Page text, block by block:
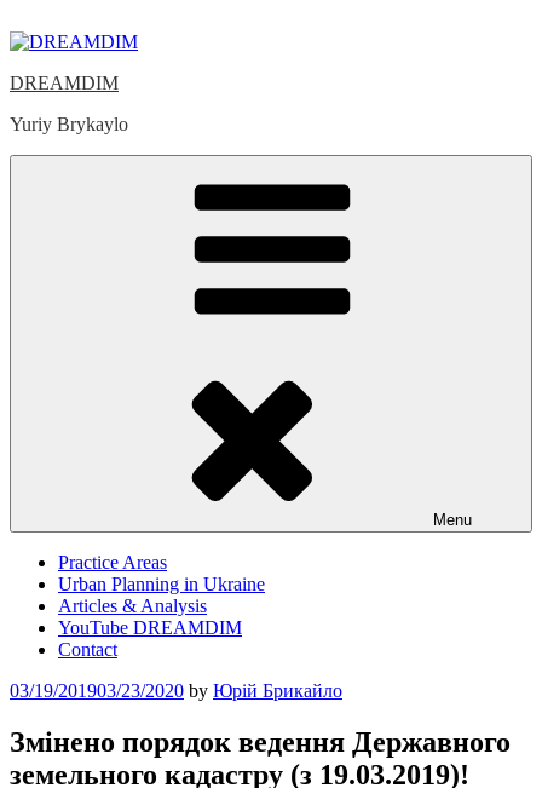
to
DREAMDIM
Yuriy Brykaylo
Menu
Practice Areas
Urban Planning in Ukraine
Articles & Analysis
YouTube DREAMDIM
Contact
Posted
03/19/201903/23/2020 by Юрій Брикайло
Змінено порядок ведення Державного
земельного кадастру (з 19.03.2019)!